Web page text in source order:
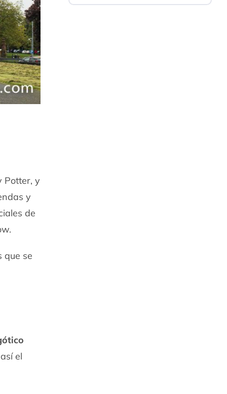
Potter, y
y
de
que se
el